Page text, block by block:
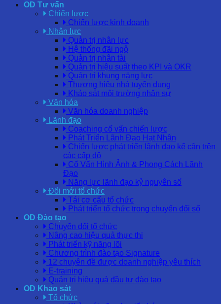
OD Tư vấn
Chiến lược
Chiến lược kinh doanh
Nhân lực
Quản trị nhân lực
Hệ thống đãi ngộ
Quản trị nhân tài
Quản trị hiệu suất theo KPI và OKR
Quản trị khung năng lực
Thương hiệu nhà tuyển dụng
Khảo sát môi trường nhân sự
Văn hóa
Văn hóa doanh nghiệp
Lãnh đạo
Coaching cố vấn chiến lược
Phát Triển Lãnh Đạo Hạt Nhân
Chiến lược phát triển lãnh đạo kế cận trên
các cấp độ
Cố Vấn Hình Ảnh & Phong Cách Lãnh
Đạo
Năng lực lãnh đạo kỷ nguyên số
Đổi mới tổ chức
Tái cơ cấu tổ chức
Phát triển tổ chức trong chuyển đổi số
OD Đào tạo
Chuyển đổi tổ chức
Nâng cao hiệu quả thực thi
Phát triển kỹ năng lõi
Chương trình đào tạo Signature
12 chuyên đề được doanh nghiệp yêu thích
E-training
Quản trị hiệu quả đầu tư đào tạo
OD Khảo sát
Tổ chức